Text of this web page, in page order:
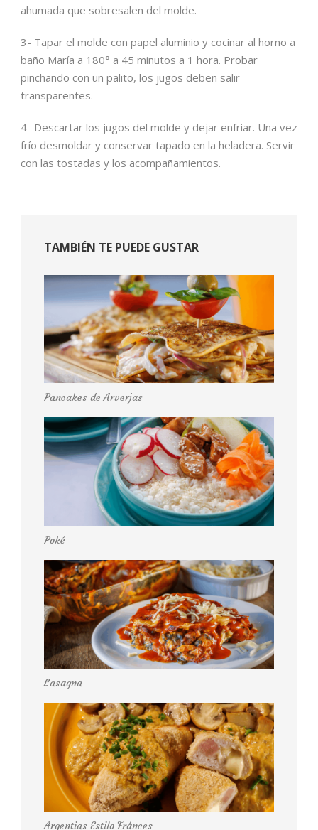
ahumada que sobresalen del molde.
3- Tapar el molde con papel aluminio y cocinar al horno a
baño María a 180° a 45 minutos a 1 hora. Probar
pinchando con un palito, los jugos deben salir
transparentes.
4- Descartar los jugos del molde y dejar enfriar. Una vez
frío desmoldar y conservar tapado en la heladera. Servir
con las tostadas y los acompañamientos.
TAMBIÉN TE PUEDE GUSTAR
Pancakes de Arverjas
Poké
Lasagna
Argentias Estilo Fránces